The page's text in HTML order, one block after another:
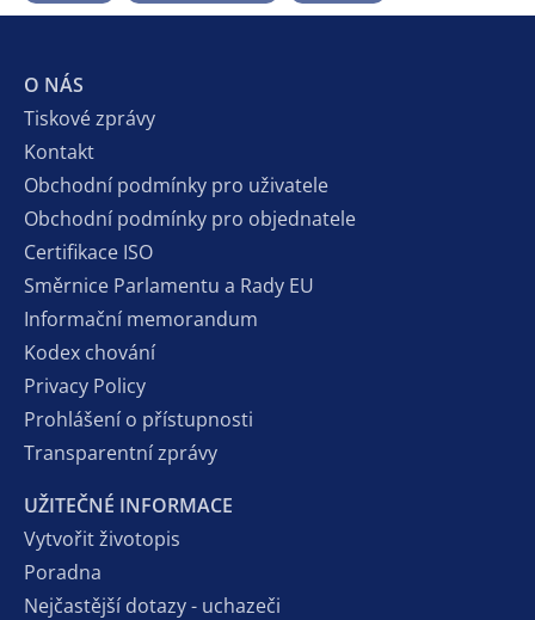
O NÁS
Tiskové zprávy
Kontakt
Obchodní podmínky pro uživatele
Obchodní podmínky pro objednatele
Certifikace ISO
Směrnice Parlamentu a Rady EU
Informační memorandum
Kodex chování
Privacy Policy
Prohlášení o přístupnosti
Transparentní zprávy
UŽITEČNÉ INFORMACE
Vytvořit životopis
Poradna
Nejčastější dotazy - uchazeči